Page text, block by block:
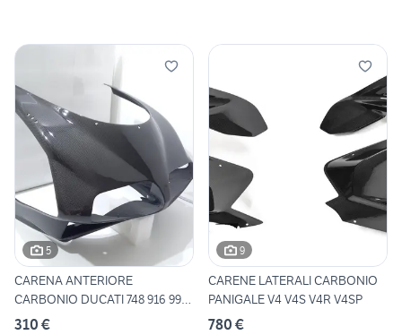
5
CARENA ANTERIORE
CARBONIO DUCATI 748 916 996
998
310 €
9
CARENE LATERALI CARBONIO
PANIGALE V4 V4S V4R V4SP
780 €